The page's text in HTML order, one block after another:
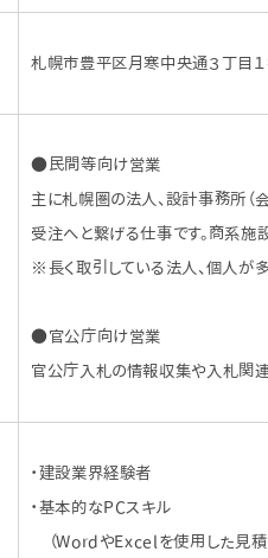
札幌市豊平区月寒中央通３丁目１
●民間等向け営業
主に札幌圏の法人、設計事務所（
受注へと繋げる仕事です。商系施設
※長く取引している法人、個人が
●官公庁向け営業
官公庁入札の情報収集や入札関
・建設業界経験者
・基本的なPCスキル
（WordやExcelを使用した見積